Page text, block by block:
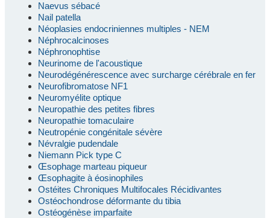
Naevus sébacé
Nail patella
Néoplasies endocriniennes multiples - NEM
Néphrocalcinoses
Néphronophtise
Neurinome de l'acoustique
Neurodégénérescence avec surcharge cérébrale en fer
Neurofibromatose NF1
Neuromyélite optique
Neuropathie des petites fibres
Neuropathie tomaculaire
Neutropénie congénitale sévère
Névralgie pudendale
Niemann Pick type C
Œsophage marteau piqueur
Œsophagite à éosinophiles
Ostéites Chroniques Multifocales Récidivantes
Ostéochondrose déformante du tibia
Ostéogénèse imparfaite